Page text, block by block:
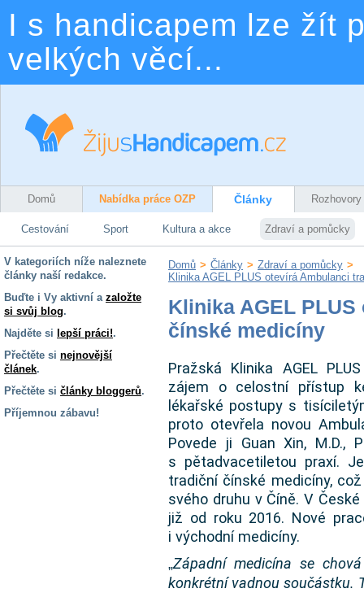
I s handicapem lze žít
velkých věcí...
Domů Nabídka práce OZP Články Rozhovory
Cestování Sport Kultura a akce Zdraví a pomůcky
V kategoriích níže naleznete
články naší redakce.
Buďte i Vy aktivní a založte
si svůj blog.
Najděte si lepší práci!.
Přečtěte si nejnovější
článek.
Přečtěte si články bloggerů.
Příjemnou zábavu!
Domů > Články > Zdraví a pomůcky >
Klinika AGEL PLUS otevírá Ambulanci
Klinika AGEL
čínské medicíny
Pražská Klinika AGEL
zájem o celostní přístup
lékařské postupy s
proto otevřela novou
Povede ji Guan Xin, M.D.,
s pětadvacetiletou praxí.
tradiční čínské medicíny,
svého druhu v Číně. V
již od roku 2016. Nové
i východní medicíny.
„Západní medicína se
konkrétní vadnou součástku.